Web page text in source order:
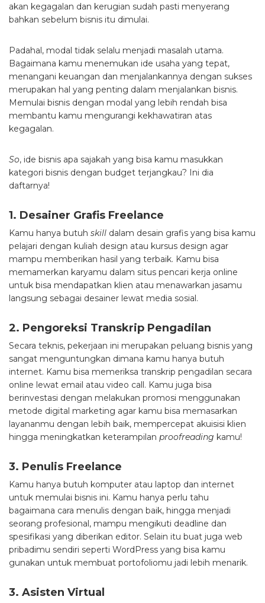
akan kegagalan dan kerugian sudah pasti menyerang
bahkan sebelum bisnis itu dimulai.
Padahal, modal tidak selalu menjadi masalah utama.
Bagaimana kamu menemukan ide usaha yang tepat,
menangani keuangan dan menjalankannya dengan sukses
merupakan hal yang penting dalam menjalankan bisnis.
Memulai bisnis dengan modal yang lebih rendah bisa
membantu kamu mengurangi kekhawatiran atas
kegagalan.
So, ide bisnis apa sajakah yang bisa kamu masukkan
kategori bisnis dengan budget terjangkau? Ini dia
daftarnya!
1. Desainer Grafis Freelance
Kamu hanya butuh skill dalam desain grafis yang bisa kamu
pelajari dengan kuliah design atau kursus design agar
mampu memberikan hasil yang terbaik. Kamu bisa
memamerkan karyamu dalam situs pencari kerja online
untuk bisa mendapatkan klien atau menawarkan jasamu
langsung sebagai desainer lewat media sosial.
2. Pengoreksi Transkrip Pengadilan
Secara teknis, pekerjaan ini merupakan peluang bisnis yang
sangat menguntungkan dimana kamu hanya butuh
internet. Kamu bisa memeriksa transkrip pengadilan secara
online lewat email atau video call. Kamu juga bisa
berinvestasi dengan melakukan promosi menggunakan
metode digital marketing agar kamu bisa memasarkan
layananmu dengan lebih baik, mempercepat akuisisi klien
hingga meningkatkan keterampilan proofreading kamu!
3. Penulis Freelance
Kamu hanya butuh komputer atau laptop dan internet
untuk memulai bisnis ini. Kamu hanya perlu tahu
bagaimana cara menulis dengan baik, hingga menjadi
seorang profesional, mampu mengikuti deadline dan
spesifikasi yang diberikan editor. Selain itu buat juga web
pribadimu sendiri seperti WordPress yang bisa kamu
gunakan untuk membuat portofoliomu jadi lebih menarik.
3. Asisten Virtual